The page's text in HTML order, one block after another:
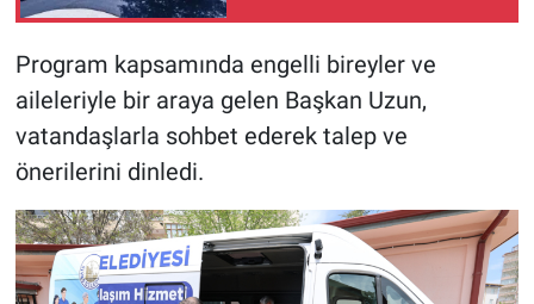
Program kapsamında engelli bireyler ve
aileleriyle bir araya gelen Başkan Uzun,
vatandaşlarla sohbet ederek talep ve
önerilerini dinledi.